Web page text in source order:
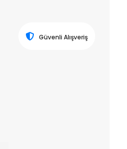
Güvenli Alışveriş